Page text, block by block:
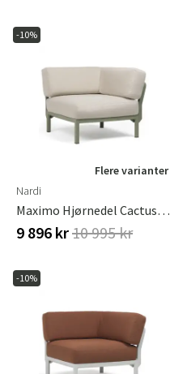
-10%
Flere varianter
Nardi
Maximo Hjørnedel Cactus-Perla
9 896 kr10 995 kr
-10%